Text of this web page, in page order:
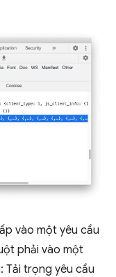
vào một yêu cầu
phải vào một
trọng yêu cầu